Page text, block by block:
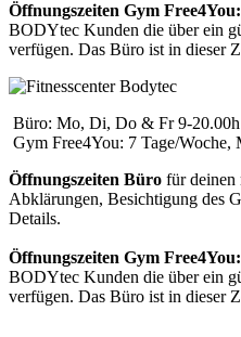
Öffnungszeiten Gym Free4You:
BODYtec Kunden die über ein
verfügen. Das Büro ist in dieser
Büro: Mo, Di, Do & Fr 9-
Gym Free4You: 7 Tage/Woche,
Öffnungszeiten Büro für deinen
Abklärungen, Besichtigung des
Details.
Öffnungszeiten Gym Free4You:
BODYtec Kunden die über ein
verfügen. Das Büro ist in dieser